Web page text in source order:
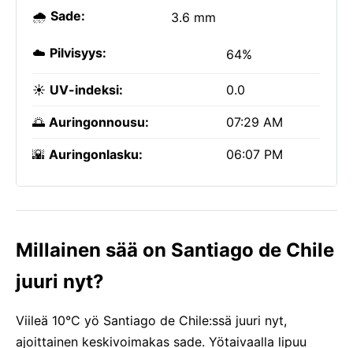
🌧️ Sade: 3.6 mm
☁️ Pilvisyys: 64%
☀️ UV-indeksi: 0.0
🌅 Auringonnousu: 07:29 AM
🌇 Auringonlasku: 06:07 PM
Millainen sää on Santiago de Chile
juuri nyt?
Viileä 10°C yö Santiago de Chile:ssä juuri nyt,
ajoittainen keskivoimakas sade. Yötaivaalla lipuu